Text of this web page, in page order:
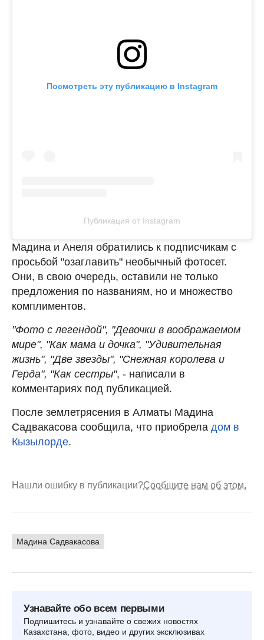
Посмотреть эту публикацию в Instagram
Публикация от Instagram
Мадина и Анеля обратились к подписчикам с
просьбой "озаглавить" необычный фотосет.
Они, в свою очередь, оставили не только
предложения по названиям, но и множество
комплиментов.
"Фото с легендой", "Девочки в воображаемом
мире", "Как мама и дочка", "Удивительная
жизнь", "Две звезды", "Снежная королева и
Герда", "Как сестры", - написали в
комментариях под публикацией.
После землетрясения в Алматы Мадина
Садвакасова сообщила, что приобрела дом в
Кызылорде.
Нашли ошибку в публикации?Сообщите нам об этом.
Мадина Садвакасова
Узнавайте обо всем первыми
Подпишитесь и узнавайте о свежих новостях
Казахстана, фото, видео и других эксклюзивах